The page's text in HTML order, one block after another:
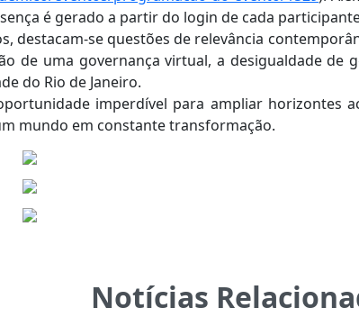
é gerado a partir do login de cada
destacam-se questões de relevância
de uma governança virtual, a desigualdade de
do Rio de Janeiro.
imperdível para ampliar horizontes
mundo em constante transformação.
Notícias